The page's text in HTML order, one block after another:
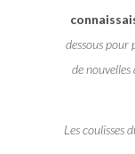
dessous pour
de
Les coulisses